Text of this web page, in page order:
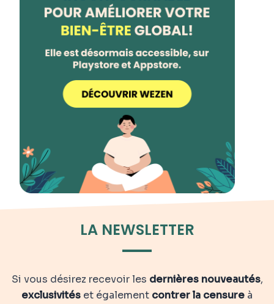
LA NEWSLETTER
Si vous désirez recevoir les dernières nouveautés,
exclusivités et également contrer la censure à